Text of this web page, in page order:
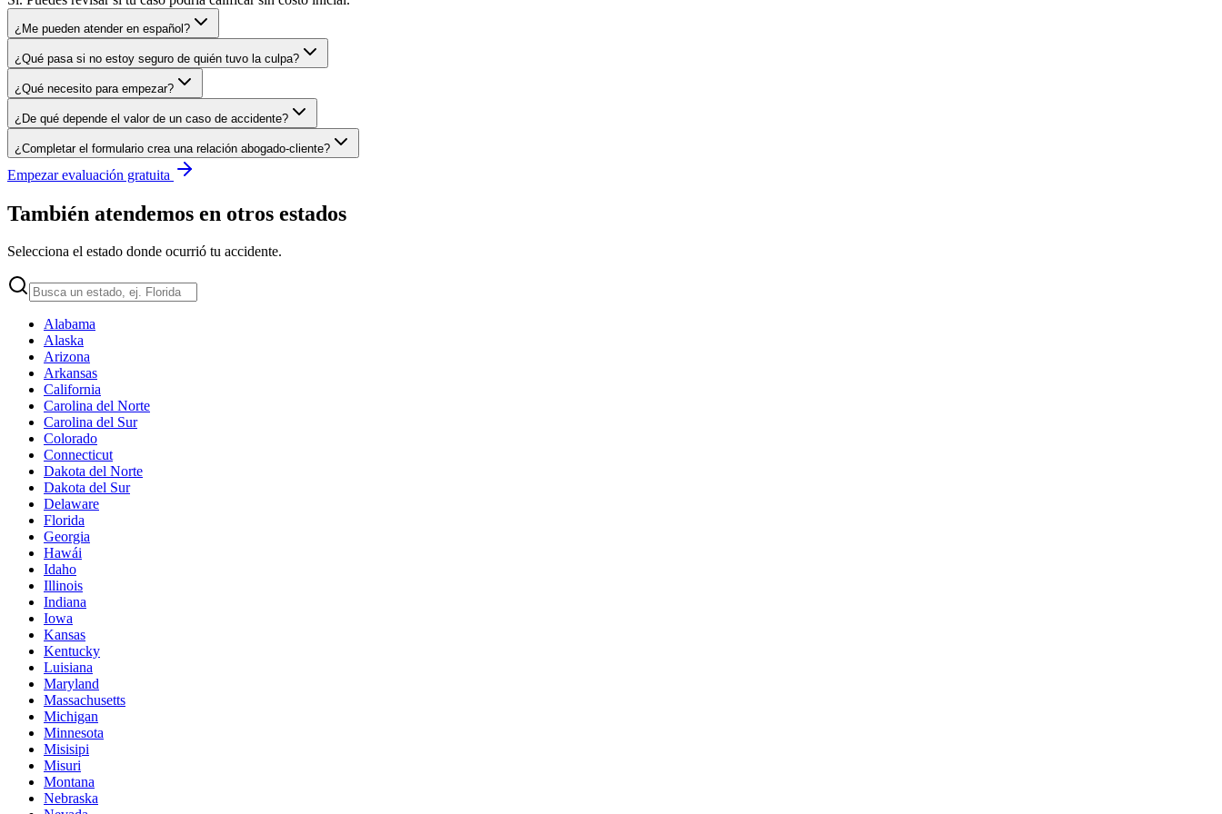
¿Me pueden atender en español?
¿Qué pasa si no estoy seguro de quién tuvo la culpa?
¿Qué necesito para empezar?
¿De qué depende el valor de un caso de accidente?
¿Completar el formulario crea una relación abogado-cliente?
Empezar evaluación gratuita
También atendemos en otros estados
Selecciona el estado donde ocurrió tu accidente.
Alabama
Alaska
Arizona
Arkansas
California
Carolina del Norte
Carolina del Sur
Colorado
Connecticut
Dakota del Norte
Dakota del Sur
Delaware
Florida
Georgia
Hawái
Idaho
Illinois
Indiana
Iowa
Kansas
Kentucky
Luisiana
Maryland
Massachusetts
Michigan
Minnesota
Misisipi
Misuri
Montana
Nebraska